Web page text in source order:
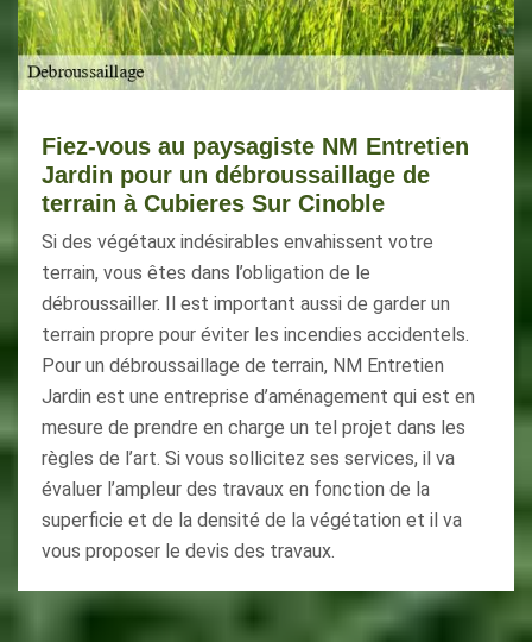
Fiez-vous au paysagiste NM Entretien
Jardin pour un débroussaillage de
terrain à Cubieres Sur Cinoble
Si des végétaux indésirables envahissent votre
terrain, vous êtes dans l’obligation de le
débroussailler. Il est important aussi de garder un
terrain propre pour éviter les incendies accidentels.
Pour un débroussaillage de terrain, NM Entretien
Jardin est une entreprise d’aménagement qui est en
mesure de prendre en charge un tel projet dans les
règles de l’art. Si vous sollicitez ses services, il va
évaluer l’ampleur des travaux en fonction de la
superficie et de la densité de la végétation et il va
vous proposer le devis des travaux.